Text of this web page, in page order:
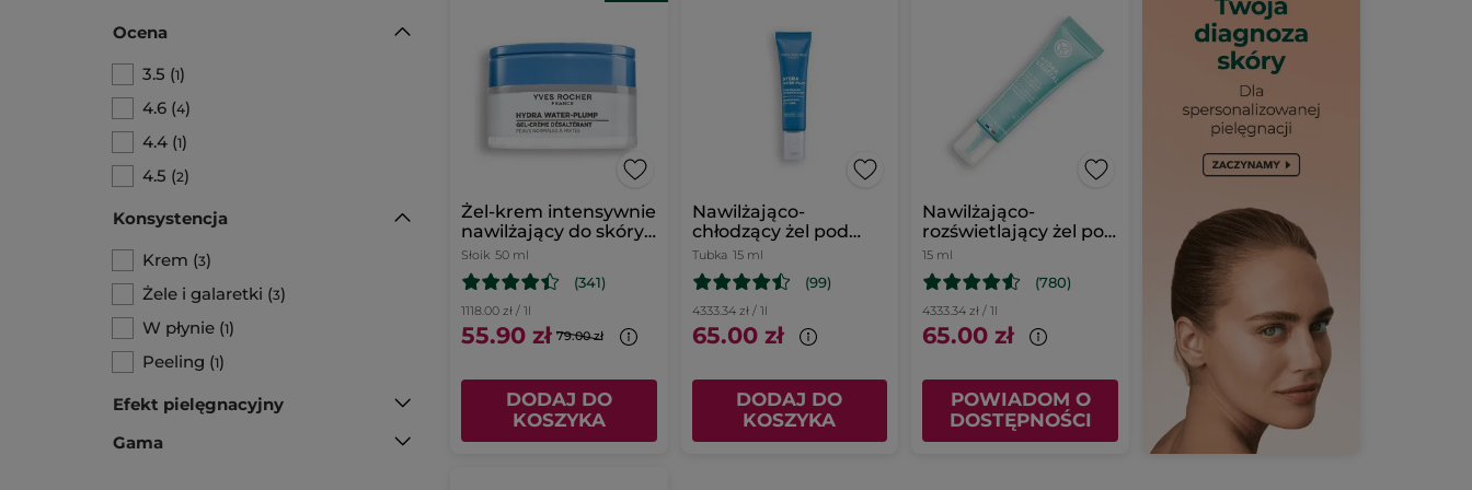
Ocena
3.5 (1)
4.6 (4)
4.4 (1)
4.5 (2)
Konsystencja
Krem (3)
Żele i galaretki (3)
W płynie (1)
Peeling (1)
Efekt pielęgnacyjny
Gama
Żel-krem intensywnie
nawilżający do skóry
normalnej i
mieszanej 50 ml
Słoik 50 ml
(341)
1118.00 zł / 1l
55.90 zł 79.00 zł
DODAJ DO
KOSZYKA
Nawilżająco-
chłodzący żel pod
oczy 15 ml
Tubka 15 ml
(99)
4333.34 zł / 1l
65.00 zł
DODAJ DO
KOSZYKA
Nawilżająco-
rozświetlający żel pod
oczy
15 ml
(780)
4333.34 zł / 1l
65.00 zł
POWIADOM O
DOSTĘPNOŚCI